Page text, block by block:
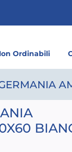
Ordinabili